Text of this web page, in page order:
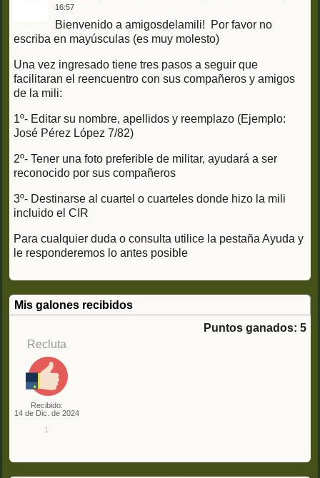
16:57
Bienvenido a amigosdelamili! Por favor no
escriba en mayúsculas (es muy molesto)
Una vez ingresado tiene tres pasos a seguir que
facilitaran el reencuentro con sus compañeros y amigos
de la mili:
1º- Editar su nombre, apellidos y reemplazo (Ejemplo:
José Pérez López 7/82)
2º- Tener una foto preferible de militar, ayudará a ser
reconocido por sus compañeros
3º- Destinarse al cuartel o cuarteles donde hizo la mili
incluido el CIR
Para cualquier duda o consulta utilice la pestaña Ayuda y
le responderemos lo antes posible
Mis galones recibidos
Puntos ganados: 5
Recluta
Recibido:
14 de Dic. de 2024
1